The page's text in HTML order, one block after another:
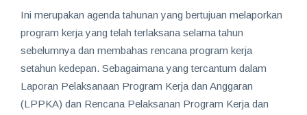
Ini merupakan agenda tahunan yang bertujuan melaporkan
program kerja yang telah terlaksana selama tahun
sebelumnya dan membahas rencana program kerja
setahun kedepan. Sebagaimana yang tercantum dalam
Laporan Pelaksanaan Program Kerja dan Anggaran
(LPPKA) dan Rencana Pelaksanan Program Kerja dan